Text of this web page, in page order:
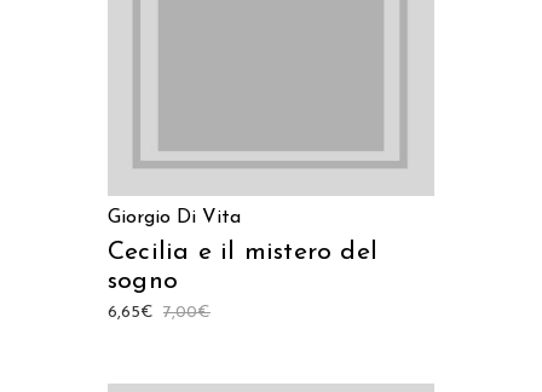
Giorgio Di Vita
Cecilia e il mistero del
sogno
7,00€
6,65€